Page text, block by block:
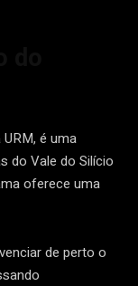
é uma
do Vale do Silício
oferece uma
de perto o